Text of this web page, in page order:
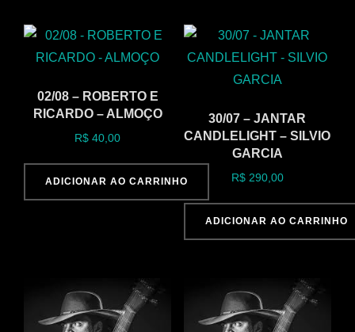
02/08 – ROBERTO E
RICARDO – ALMOÇO
R$ 40,00
ADICIONAR AO CARRINHO
30/07 – JANTAR
CANDLELIGHT – SILVIO
GARCIA
R$290,00
ADICIONAR AO CARRINHO